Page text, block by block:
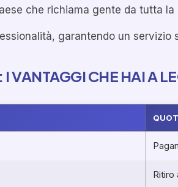
che richiama gente da tutta la
garantendo un
VANTAGGI CHE HAI A
Ritiro